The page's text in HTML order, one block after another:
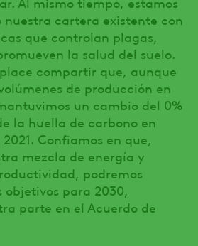
cartera existente con
que controlan plagas,
la salud del suelo.
compartir que, aunque
de producción en
un cambio del 0%
la huella de carbono en
Confiamos en que,
mezcla de energía y
podremos
para 2030,
parte en el Acuerdo de